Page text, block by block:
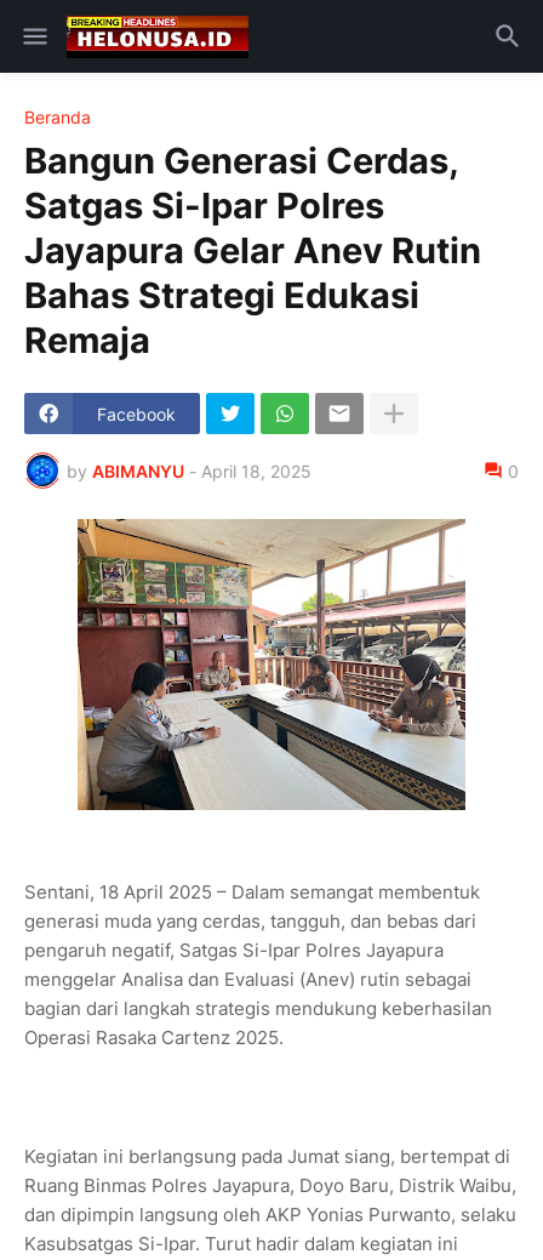
Beranda
Bangun Generasi Cerdas,
Satgas Si-Ipar Polres
Jayapura Gelar Anev Rutin
Bahas Strategi Edukasi
Remaja
Facebook
by ABIMANYU - April 18, 2025 0
Sentani, 18 April 2025 – Dalam semangat membentuk
generasi muda yang cerdas, tangguh, dan bebas dari
pengaruh negatif, Satgas Si-Ipar Polres Jayapura
menggelar Analisa dan Evaluasi (Anev) rutin sebagai
bagian dari langkah strategis mendukung keberhasilan
Operasi Rasaka Cartenz 2025.
Kegiatan ini berlangsung pada Jumat siang, bertempat di
Ruang Binmas Polres Jayapura, Doyo Baru, Distrik Waibu,
dan dipimpin langsung oleh AKP Yonias Purwanto, selaku
Kasubsatgas Si-Ipar. Turut hadir dalam kegiatan ini